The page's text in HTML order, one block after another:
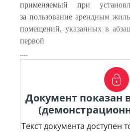
применяемый при
за пользование арендным
помещений, указанных в
первой
....
Документ показан
Текст документа доступен